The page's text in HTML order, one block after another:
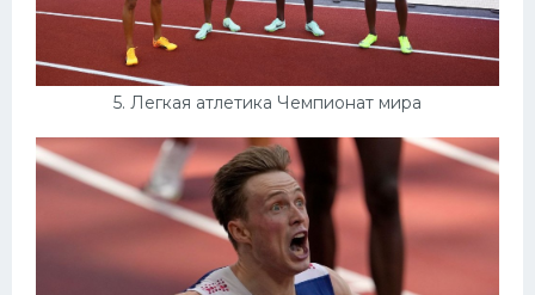
5. Легкая атлетика Чемпионат мира